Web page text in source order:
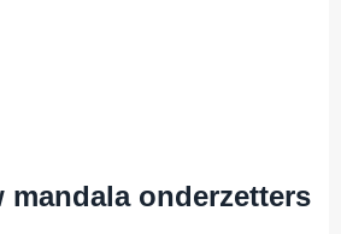
mandala onderzetters